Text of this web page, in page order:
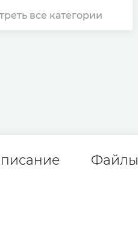
все категории
Файлы